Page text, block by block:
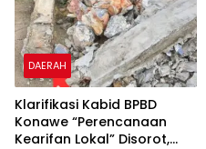
DAERAH
Klarifikasi Kabid BPBD
Konawe “Perencanaan
Kearifan Lokal” Disorot,